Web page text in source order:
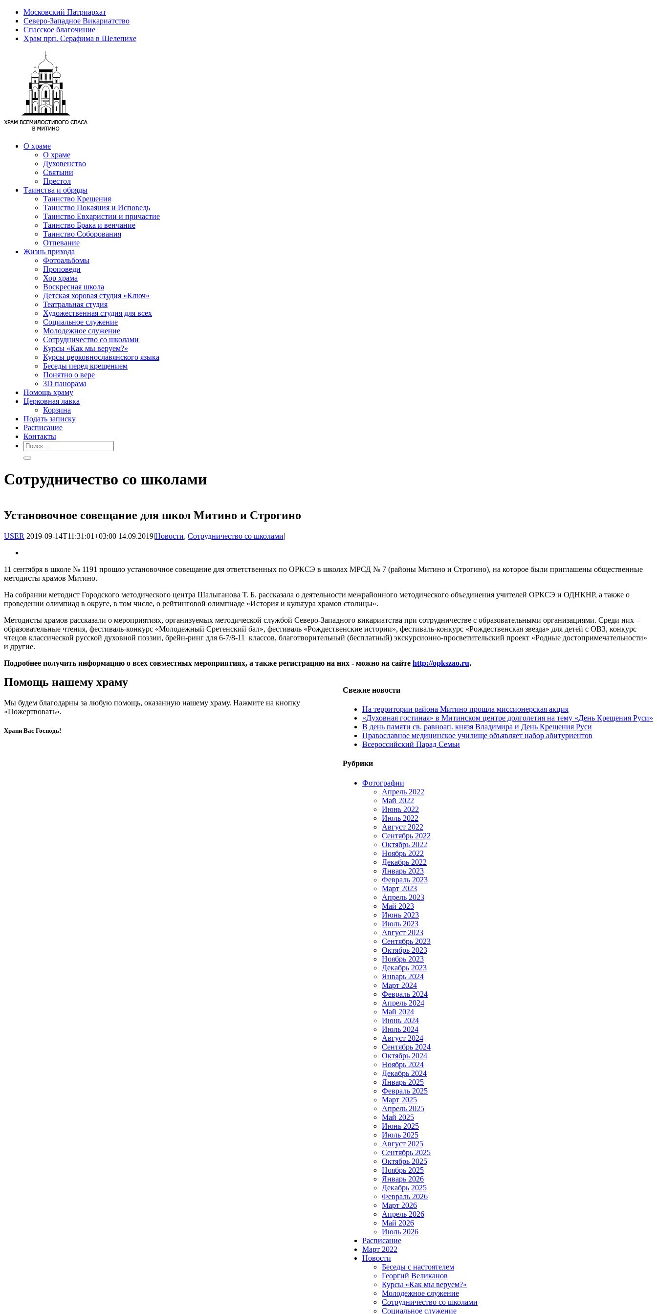
Московский Патриархат
Северо-Западное Викариатство
Спасское благочиние
Храм прп. Серафима в Шелепихе
О храме
О храме
Духовенство
Святыни
Престол
Таинства и обряды
Таинство Крещения
Таинство Покаяния и Исповедь
Таинство Евхаристии и причастие
Таинство Брака и венчание
Таинство Соборования
Отпевание
Жизнь прихода
Фотоальбомы
Проповеди
Хор храма
Воскресная школа
Детская хоровая студия «Ключ»
Театральная студия
Х​удожественная студия для всех
Социальное служение
Молодежное служение
Сотрудничество со школами
Курсы «Как мы веруем?»
Курсы церковнославянского языка
Беседы перед крещением
Понятно о вере
3D панорама
Помощь храму
Церковная лавка
Корзина
Подать записку
Расписание
Контакты
Сотрудничество со школами
Установочное совещание для школ Митино и Строгино
USER 2019-09-14T11:31:01+03:00 14.09.2019|Новости, Сотрудничество со школами|
11 сентября в школе № 1191 прошло установочное совещание для ответственных по ОРКСЭ в школах МРСД № 7 (районы Митино и Строгино), на которое были приглашены общественные
методисты храмов Митино.
На собрании методист Городского методического центра Шалыганова Т. Б. рассказала о деятельности межрайонного методического объединения учителей ОРКСЭ и ОДНКНР, а также о
проведении олимпиад в округе, в том числе, о рейтинговой олимпиаде «История и культура храмов столицы».
Методисты храмов рассказали о мероприятиях, организуемых методической службой Северо-Западного викариатства при сотрудничестве с образовательными организациями. Среди них –
образовательные чтения, фестиваль-конкурс «Молодежный Сретенский бал», фестиваль «Рождественские истории», фестиваль-конкурс «Рождественская звезда» для детей с ОВЗ, конкурс
чтецов классической русской духовной поэзии, брейн-ринг для 6-7/8-11 классов, благотворительный (бесплатный) экскурсионно-просветительский проект «Родные достопримечательности»
и другие.
Подробнее получить информацию о всех совместных мероприятиях, а также регистрацию на них - можно на сайте http://opkszao.ru.
Свежие новости
На территории района Митино прошла миссионерская акция
«Духовная гостиная» в Митинском центре долголетия на тему «День Крещения Руси»
В день памяти св. равноап. князя Владимира и День Крещения Руси
Православное медицинское училище объявляет набор абитуриентов
Всероссийский Парад Семьи
Рубрики
Фотографии
Апрель 2022
Май 2022
Июнь 2022
Июль 2022
Август 2022
Сентябрь 2022
Октябрь 2022
Ноябрь 2022
Декабрь 2022
Январь 2023
Февраль 2023
Март 2023
Апрель 2023
Май 2023
Июнь 2023
Июль 2023
Август 2023
Сентябрь 2023
Октябрь 2023
Ноябрь 2023
Декабрь 2023
Январь 2024
Март 2024
Февраль 2024
Апрель 2024
Май 2024
Июнь 2024
Июль 2024
Август 2024
Сентябрь 2024
Октябрь 2024
Ноябрь 2024
Декабрь 2024
Январь 2025
Февраль 2025
Март 2025
Апрель 2025
Май 2025
Июнь 2025
Июль 2025
Август 2025
Сентябрь 2025
Октябрь 2025
Ноябрь 2025
Январь 2026
Декабрь 2025
Февраль 2026
Март 2026
Апрель 2026
Май 2026
Июль 2026
Расписание
Март 2022
Новости
Беседы с настоятелем
Георгий Великанов
Курсы «Как мы веруем?»
Молодежное служение
Сотрудничество со школами
Социальное служение
Помощь нашему храму
Мы будем благодарны за любую помощь, оказанную нашему храму. Нажмите на кнопку
«Пожертвовать».
Храни Вас Господь!